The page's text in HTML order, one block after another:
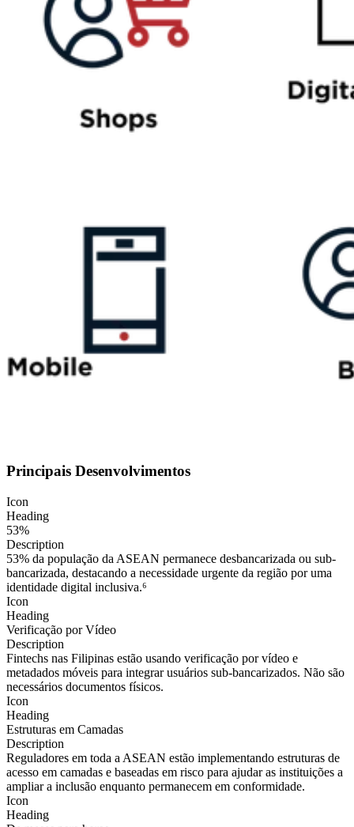
Principais Desenvolvimentos
Icon
Heading
53%
Description
53% da população da ASEAN permanece desbancarizada ou sub-
bancarizada, destacando a necessidade urgente da região por uma
identidade digital inclusiva.⁶
Icon
Heading
Verificação por Vídeo
Description
Fintechs nas Filipinas estão usando verificação por vídeo e
metadados móveis para integrar usuários sub-bancarizados. Não são
necessários documentos físicos.
Icon
Heading
Estruturas em Camadas
Description
Reguladores em toda a ASEAN estão implementando estruturas de
acesso em camadas e baseadas em risco para ajudar as instituições a
ampliar a inclusão enquanto permanecem em conformidade.
Icon
Heading